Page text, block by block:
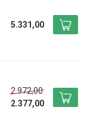
5.331,00
2.972,00
2.377,00